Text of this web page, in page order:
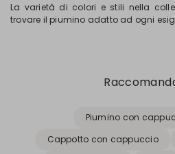
La varietà di colori e stili nella
trovare il piumino adatto ad ogni
Piumino con
Cappotto con cappuccio